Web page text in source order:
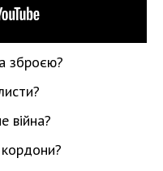
зброєю?
війна?